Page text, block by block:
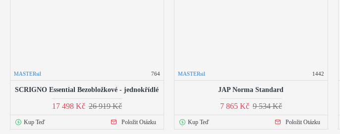
MASTERsil 764
SCRIGNO Essential Bezobložkové - jednokřídlé
17 498 Kč 26 919 Kč
Kup Teď Položit Otázku
MASTERsil 1442
JAP Norma Standard
7 865 Kč 9 534 Kč
Kup Teď Položit Otázku